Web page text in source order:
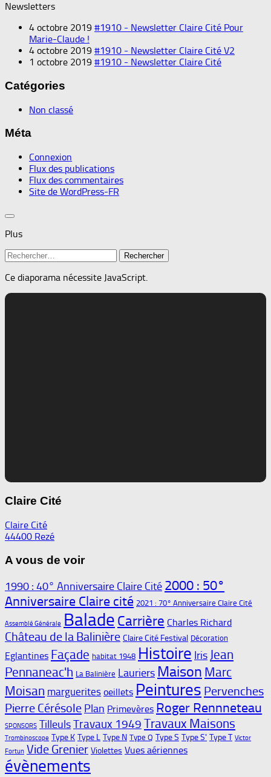
Newsletters
4 octobre 2019 #1910 - Newsletter Claire Cité Pour
Marie-Claude !
4 octobre 2019 #1910 - Newsletter Claire Cité V2
1 octobre 2019 #1910 - Newsletter Claire Cité
Catégories
Non classé
Méta
Connexion
Flux des publications
Flux des commentaires
Site de WordPress-FR
Plus
Rechercher :
Ce diaporama nécessite JavaScript.
Claire Cité
Claire Cité
44400 Rezé
A vous de voir
1990 : 40° Anniversaire Claire Cité 2000 : 50°
Anniversaire Claire cité 2021 : 70° Anniversaire Claire Cité
Assemblé Générale Balade Carrière Charles Richard
Château de la Balinière Claire Cité Festival Décoration
Eglantines Façade habitat 1948 Histoire Iris Jean
Pennaneac'h La Balinière Lauriers Maison Marc
Moisan marguerites oeillets Peintures Pervenches
Pierre Cérésole Plan Primevères Roger Rennneteau
SPONSORS TilleulsTravaux 1949 Travaux Maisons
Trombinoscope Type K Type L Type N Type Q Type S Type S' Type T Victor
Fortun Vide Grenier Violettes Vues aériennes
évènements